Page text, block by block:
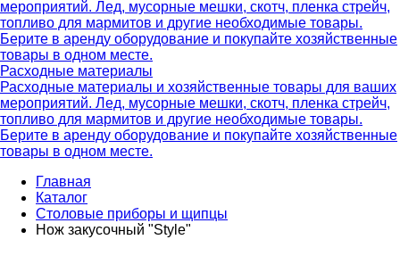
мероприятий. Лед, мусорные мешки, скотч, пленка стрейч,
топливо для мармитов и другие необходимые товары.
Берите в аренду оборудование и покупайте хозяйственные
товары в одном месте.
Расходные материалы
Расходные материалы и хозяйственные товары для ваших
мероприятий. Лед, мусорные мешки, скотч, пленка стрейч,
топливо для мармитов и другие необходимые товары.
Берите в аренду оборудование и покупайте хозяйственные
товары в одном месте.
Главная
Каталог
Столовые приборы и щипцы
Нож закусочный "Style"